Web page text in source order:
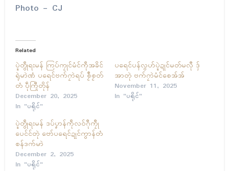
Photo – CJ
Related
ပ္ဍဲတွဵုရးမန် ကြပ်ကၠုၚ်မံၚ်ကဵုအခိၚ်
ရုဲမာဲဏံ ပရေၚ်ဗက်ဂၠာဲရပ် စၟဳစၟတ်
တံ ပဵုကြီုတိုန်
December 20, 2025
In "ပရိုၚ်"
ပရေၚ်ပန်လွဟ်ပ္ဍဲဍုၚ်မတ်မလီု ဒှ်
အာတုဲ ဗက်ဂၠာဲမံၚ်စေအ်အ်
November 11, 2025
In "ပရိုၚ်"
ပ္ဍဲတွဵုရးမန် ဒပ်ပၞာန်ကဵုလဝ်ဂီုကၠီု
ပေၚ်ၚ်တုဲ ဗော်ပရေၚ်ဍုၚ်ကွာန်တံ
စန်ဒက်မာဲ
December 2, 2025
In "ပရိုၚ်"